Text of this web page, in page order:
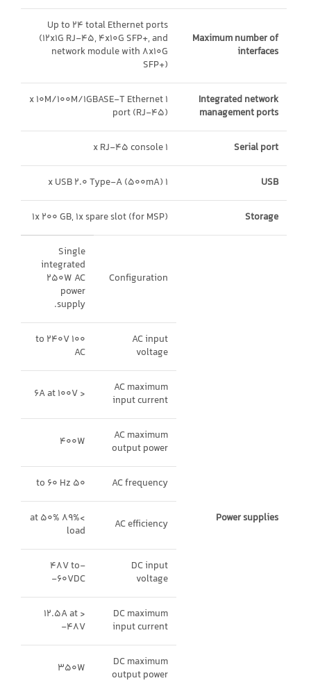
Maximum number of
interfaces
Up to 24 total Ethernet ports
(12x1G RJ-45, 4x10G SFP+, and
network module with 8x10G
SFP+)
Integrated network
management ports
1 x 10M/100M/1GBASE-T Ethernet
port (RJ-45)
Serial port
1 x RJ-45 console
USB
1 x USB 2.0 Type-A (500mA)
Storage
1x 200 GB, 1x spare slot (for MSP)
Power supplies
Configuration
Single
integrated
250W AC
power
supply.
AC input
voltage
100 to 240V
AC
AC maximum
input current
< 6A at 100V
AC maximum
output power
400W
AC frequency
50 to 60 Hz
AC efficiency
>89% at 50%
load
DC input
voltage
-48V to
-60VDC
DC maximum
input current
< 12.5A at
-48V
DC maximum
output power
350W